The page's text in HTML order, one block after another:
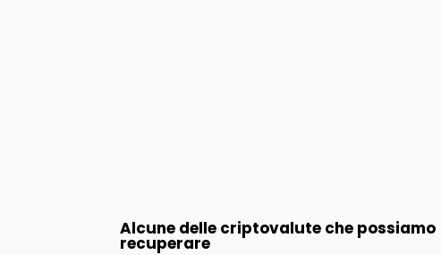
Alcune delle criptovalute che possiamo
recuperare